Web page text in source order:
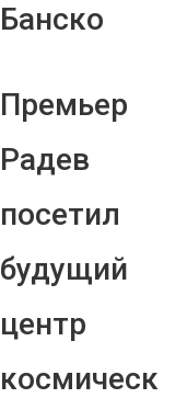
Банско
Премьер
Радев
посетил
будущий
центр
космическ